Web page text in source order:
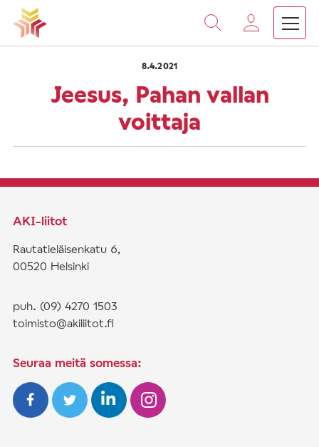
Vieritä
sisältöön
Etusivu Jeesus, Pahan vallan voittaja
8.4.2021
Jeesus, Pahan vallan
voittaja
AKI-liitot
Rautatieläisenkatu 6,
00520 Helsinki
puh. (09) 4270 1503
toimisto@akiliitot.fi
Seuraa meitä somessa: